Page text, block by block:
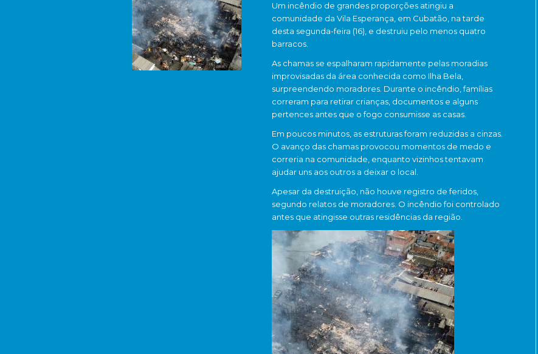
Um incêndio de grandes proporções atingiu a
comunidade da Vila Esperança, em Cubatão , na tarde
desta segunda-feira (16), e destruiu pelo menos quatro
barracos.
As chamas se espalharam rapidamente pelas moradias
improvisadas da área conhecida como Ilha Bela,
surpreendendo moradores. Durante o incêndio, famílias
correram para retirar crianças, documentos e alguns
pertences antes que o fogo consumisse as casas.
Em poucos minutos, as estruturas foram reduzidas a cinzas.
O avanço das chamas provocou momentos de medo e
correria na comunidade, enquanto vizinhos tentavam
ajudar uns aos outros a deixar o local.
Apesar da destruição, não houve registro de feridos,
segundo relatos de moradores. O incêndio foi controlado
antes que atingisse outras residências da região.